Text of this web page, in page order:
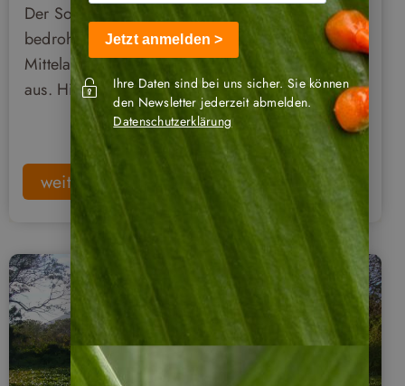
Der Soldatenara ist leider vom Aussterben
bedroht. The Ara Project in Costa Rica,
Mittelamerika, züchtet Papageien und wildert sie
aus. Hier erfahren Sie mehr darüber.
weiterlesen
Jetzt anmelden >
Ihre Daten sind bei uns sicher. Sie können
den Newsletter jederzeit abmelden.
Datenschutzerklärung